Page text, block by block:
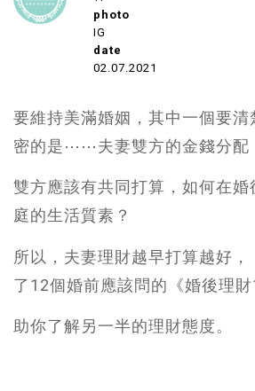
photo
IG
date
02.07.2021
要維持美滿婚姻，其中一個要
密的是⋯⋯夫妻雙方的金錢分配
雙方應該有共同打算，如何在婚
庭的生活質素？
所以，夫妻理財越早打算越好
了12個婚前應該問的《婚後理財
助你了解另一半的理財態度。